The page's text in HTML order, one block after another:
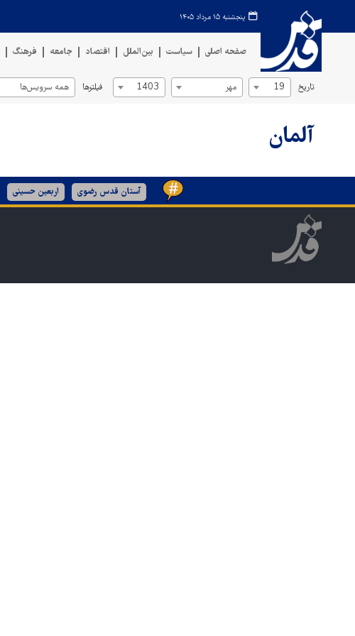
پنجشنبه ۱۵ مرداد ۱۴۰۵
صفحه اصلی سیاست بین‌الملل اقتصاد جامعه فرهنگ
تاریخ 19 مهر 1403 فیلترها همه سرویس‌ها
آلمان
آستان قدس رضوی اربعین حسینی